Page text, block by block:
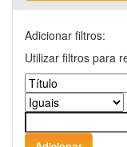
Adicionar filtros:
Utilizar filtros para